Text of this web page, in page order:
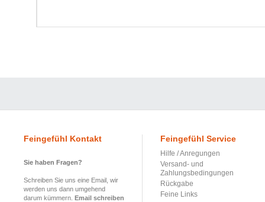
Feingefühl Kontakt
Sie haben Fragen?
Schreiben Sie uns eine Email, wir
werden uns dann umgehend
darum kümmern. Email schreiben
Feingefühl Service
Hilfe / Anregungen
Versand- und
Zahlungsbedingungen
Rückgabe
Feine Links